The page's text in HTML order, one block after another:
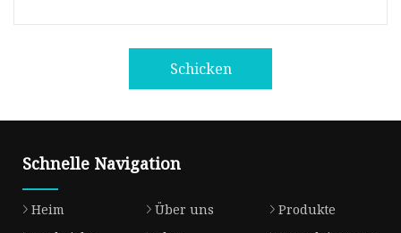
Schicken
Schnelle Navigation
Heim Über uns
Produkte